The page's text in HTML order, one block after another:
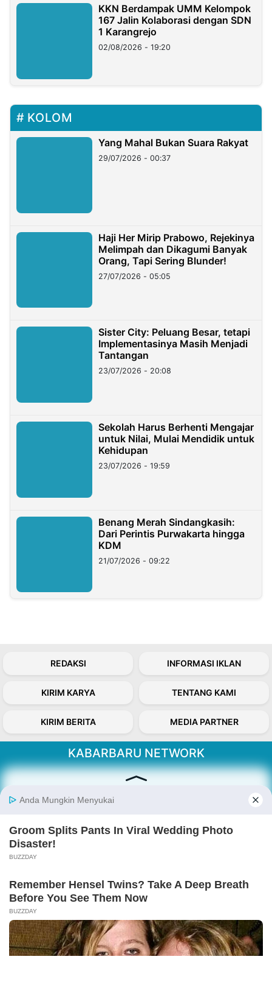
KKN Berdampak UMM Kelompok
167 Jalin Kolaborasi dengan SDN
1 Karangrejo
02/08/2026 - 19:20
KOLOM
Yang Mahal Bukan Suara Rakyat
29/07/2026 - 00:37
Haji Her Mirip Prabowo, Rejekinya
Melimpah dan Dikagumi Banyak
Orang, Tapi Sering Blunder!
27/07/2026 - 05:05
Sister City: Peluang Besar, tetapi
Implementasinya Masih Menjadi
Tantangan
23/07/2026 - 20:08
Sekolah Harus Berhenti Mengajar
untuk Nilai, Mulai Mendidik untuk
Kehidupan
23/07/2026 - 19:59
Benang Merah Sindangkasih:
Dari Perintis Purwakarta hingga
KDM
21/07/2026 - 09:22
REDAKSI INFORMASI IKLAN
KIRIM KARYA TENTANG KAMI
KIRIM BERITA MEDIA PARTNER
KABARBARU NETWORK
About Our Kabarbaru.co
Follow Kabarbaru